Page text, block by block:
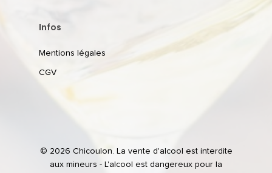
Infos
Mentions légales
CGV
© 2026 Chicoulon. La vente d'alcool est interdite
aux mineurs - L'alcool est dangereux pour la